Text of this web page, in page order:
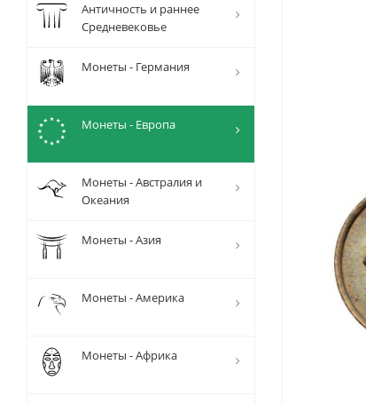
Античность и раннее
Средневековье
Монеты - Германия
Монеты - Европа
Монеты - Австралия и
Океания
Монеты - Азия
Монеты - Америка
Монеты - Африка